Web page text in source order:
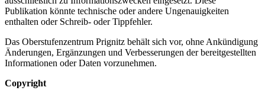
Publikation könnte technische oder andere Ungenauigkeiten
enthalten oder Schreib- oder Tippfehler.
Das Oberstufenzentrum Prignitz behält sich vor, ohne Ankündigung
Änderungen, Ergänzungen und Verbesserungen der bereitgestellten
Informationen oder Daten vorzunehmen.
Copyright